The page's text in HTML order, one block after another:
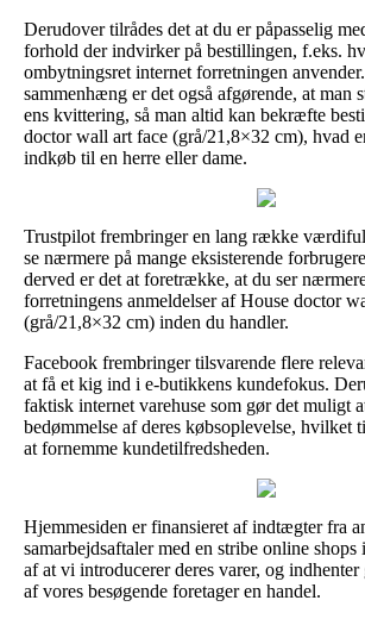
Derudover tilrådes det at du er påpasselig
forhold der indvirker på bestillingen, f.eks.
ombytningsret internet forretningen
sammenhæng er det også afgørende, at man
ens kvittering, så man altid kan bekræfte
doctor wall art face (grå/21,8×32 cm), hvad
indkøb til en herre eller dame.
Trustpilot frembringer en lang række
se nærmere på mange eksisterende
derved er det at foretrække, at du ser
forretningens anmeldelser af House doctor
(grå/21,8×32 cm) inden du handler.
Facebook frembringer tilsvarende flere
at få et kig ind i e-butikkens kundefokus.
faktisk internet varehuse som gør det muligt
bedømmelse af deres købsoplevelse, hvilket
at fornemme kundetilfredsheden.
Hjemmesiden er finansieret af indtægter fra
samarbejdsaftaler med en stribe online
af at vi introducerer deres varer, og indhenter
af vores besøgende foretager en handel.